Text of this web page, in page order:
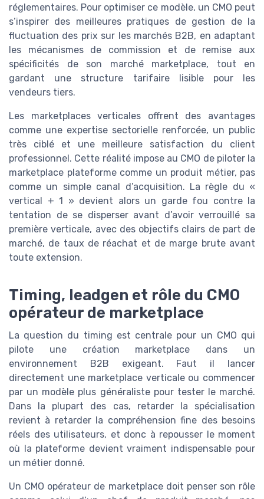
réglementaires. Pour optimiser ce modèle, un CMO peut
s’inspirer des meilleures pratiques de gestion de la
fluctuation des prix sur les marchés B2B, en adaptant
les mécanismes de commission et de remise aux
spécificités de son marché marketplace, tout en
gardant une structure tarifaire lisible pour les
vendeurs tiers.
Les marketplaces verticales offrent des avantages
comme une expertise sectorielle renforcée, un public
très ciblé et une meilleure satisfaction du client
professionnel. Cette réalité impose au CMO de piloter la
marketplace plateforme comme un produit métier, pas
comme un simple canal d’acquisition. La règle du «
vertical + 1 » devient alors un garde fou contre la
tentation de se disperser avant d’avoir verrouillé sa
première verticale, avec des objectifs clairs de part de
marché, de taux de réachat et de marge brute avant
toute extension.
Timing, leadgen et rôle du CMO
opérateur de marketplace
La question du timing est centrale pour un CMO qui
pilote une création marketplace dans un
environnement B2B exigeant. Faut il lancer
directement une marketplace verticale ou commencer
par un modèle plus généraliste pour tester le marché.
Dans la plupart des cas, retarder la spécialisation
revient à retarder la compréhension fine des besoins
réels des utilisateurs, et donc à repousser le moment
où la plateforme devient vraiment indispensable pour
un métier donné.
Un CMO opérateur de marketplace doit penser son rôle